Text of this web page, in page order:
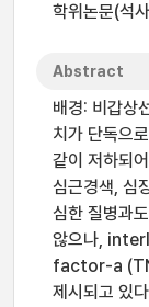
학위논문(석
Abstract
배경: 비갑
치가 단독으
같이 저하되
심근경색, 심
심한 질병과
않으나,
factor-a
제시되고 있